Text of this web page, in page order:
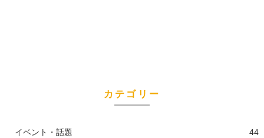
カテゴリー
イベント・話題 44